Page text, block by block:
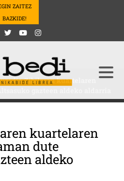
ZAITEZ
BAZKIDE!
Zibilaren kuartelaren
kuartelaren
dute
aldeko